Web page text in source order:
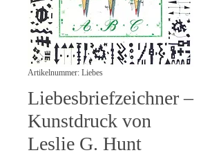
Artikelnummer: Liebes
Liebesbriefzeichner –
Kunstdruck von
Leslie G. Hunt